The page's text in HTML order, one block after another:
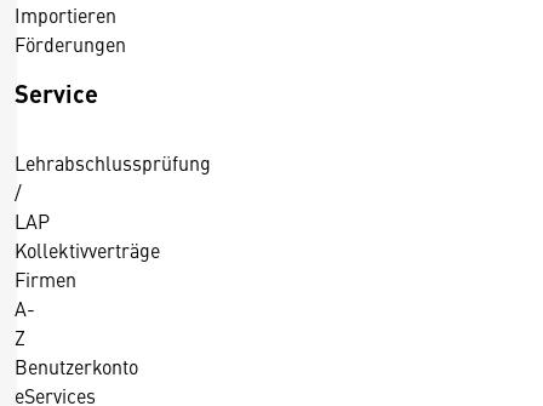
Importieren
Förderungen
Service
Lehrabschlussprüfung
/
LAP
Kollektivverträge
Firmen
A-
Z
Benutzerkonto
eServices